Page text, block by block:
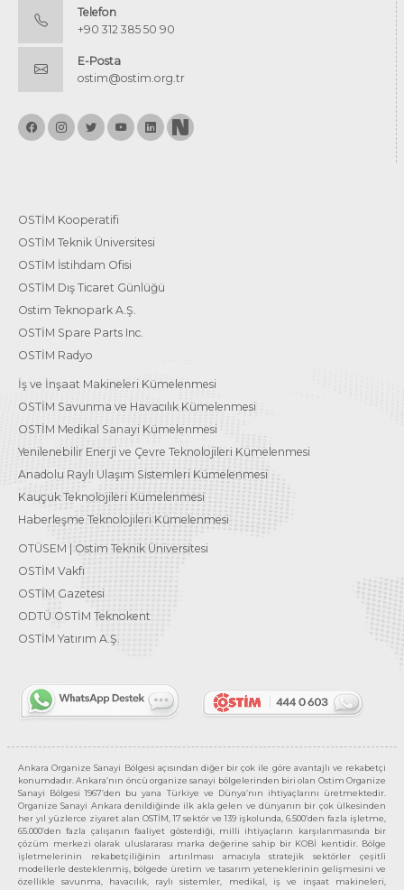
Telefon
+90 312 385 50 90
E-Posta
ostim@ostim.org.tr
OSTİM Kooperatifi
OSTİM Teknik Üniversitesi
OSTİM İstihdam Ofisi
OSTİM Dış Ticaret Günlüğü
Ostim Teknopark A.Ş.
OSTİM Spare Parts Inc.
OSTİM Radyo
İş ve İnşaat Makineleri Kümelenmesi
OSTİM Savunma ve Havacılık Kümelenmesi
OSTİM Medikal Sanayi Kümelenmesi
Yenilenebilir Enerji ve Çevre Teknolojileri Kümelenmesi
Anadolu Raylı Ulaşım Sistemleri Kümelenmesi
Kauçuk Teknolojileri Kümelenmesi
Haberleşme Teknolojileri Kümelenmesi
OTÜSEM | Ostim Teknik Üniversitesi
OSTİM Vakfı
OSTİM Gazetesi
ODTÜ OSTİM Teknokent
OSTİM Yatırım A.Ş.
Ankara Organize Sanayi Bölgesi açısından diğer bir çok ile göre avantajlı ve rekabetçi
konumdadır. Ankara’nın öncü organize sanayi bölgelerinden biri olan Ostim Organize
Sanayi Bölgesi 1967’den bu yana Türkiye ve Dünya’nın ihtiyaçlarını üretmektedir.
Organize Sanayi Ankara denildiğinde ilk akla gelen ve dünyanın bir çok ülkesinden
her yıl yüzlerce ziyaret alan OSTİM, 17 sektör ve 139 işkolunda, 6.500’den fazla işletme,
65.000’den fazla çalışanın faaliyet gösterdiği, milli ihtiyaçların karşılanmasında bir
çözüm merkezi olarak uluslararası marka değerine sahip bir KOBİ kentidir. Bölge
işletmelerinin rekabetçiliğinin artırılması amacıyla stratejik sektörler çeşitli
modellerle desteklenmiş, bölgede üretim ve tasarım yeteneklerinin gelişmesini ve
özellikle savunma, havacılık, raylı sistemler, medikal, iş ve inşaat makineleri,